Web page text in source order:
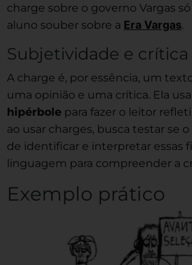
charge sobre o governo Vargas
aluno souber sobre a Era Vargas.
Subjetividade e crítica
A charge é, por essência, um
uma opinião e uma crítica. Ela usa
hipérbole para fazer o leitor
ao usar charges, busca testar se
de identificar e interpretar essas
linguagem para compreender a
Exemplo prático